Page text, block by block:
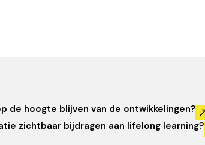
de hoogte blijven van de ontwikkelingen?
zichtbaar bijdragen aan lifelong learning?